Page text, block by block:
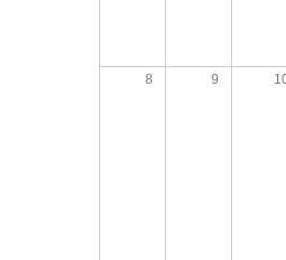
Pièce
8 9